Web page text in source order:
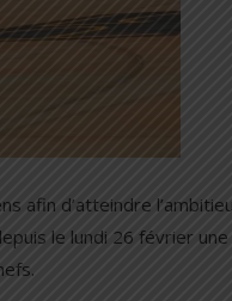
afin d’atteindre
le lundi 26 février une